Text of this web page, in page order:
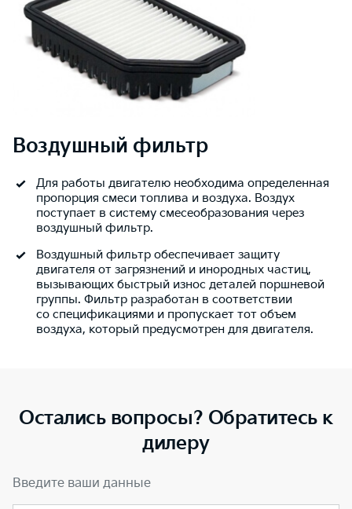
Воздушный фильтр
Для работы двигателю необходима определенная
пропорция смеси топлива и воздуха. Воздух
поступает в систему смесеобразования через
воздушный фильтр.
Воздушный фильтр обеспечивает защиту
двигателя от загрязнений и инородных частиц,
вызывающих быстрый износ деталей поршневой
группы. Фильтр разработан в соответствии
со спецификациями и пропускает тот объем
воздуха, который предусмотрен для двигателя.
Остались вопросы? Обратитесь к
дилеру
Введите ваши данные